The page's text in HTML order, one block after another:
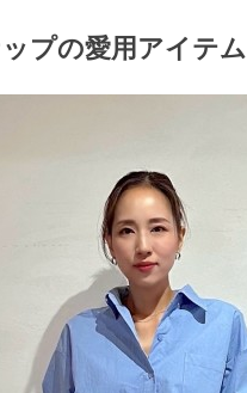
プの愛用アイテム